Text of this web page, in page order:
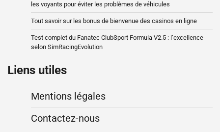
les voyants pour éviter les problèmes de véhicules
Tout savoir sur les bonus de bienvenue des casinos en ligne
Test complet du Fanatec ClubSport Formula V2.5 : l’excellence
selon SimRacingEvolution
Liens utiles
Mentions légales
Contactez-nous